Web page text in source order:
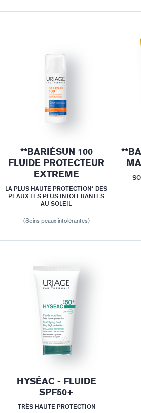
**BARIÉSUN 100
FLUIDE PROTECTEUR
EXTREME
LA PLUS HAUTE PROTECTION* DES
PEAUX LES PLUS INTOLERANTES
AU SOLEIL
(Soins peaux intolérantes)
HYSÉAC - FLUIDE
SPF50+
TRÈS HAUTE PROTECTION